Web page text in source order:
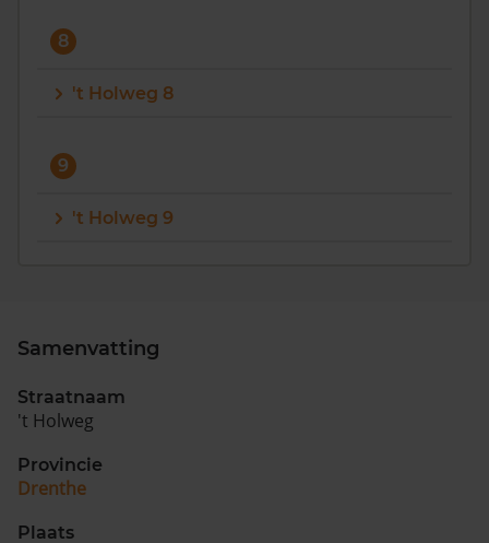
8
't Holweg 8
9
't Holweg 9
Samenvatting
Straatnaam
't Holweg
Provincie
Drenthe
Plaats